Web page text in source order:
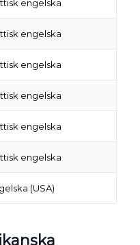
engelska
engelska
engelska
engelska
engelska
engelska
(USA)